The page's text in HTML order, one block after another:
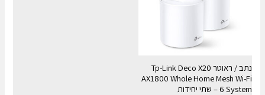
נתב / ראוטר Tp-Link Deco X20
AX1800 Whole Home Mesh Wi-Fi
6 System – שתי יחידות